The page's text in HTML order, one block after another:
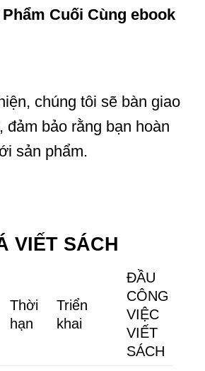
Cuối Cùng ebook
chúng tôi sẽ bàn giao
đảm bảo rằng bạn hoàn
sản phẩm.
VIẾT SÁCH
Thời
hạn
Triển
khai
ĐẦU
CÔNG
VIỆC
VIẾT
SÁCH